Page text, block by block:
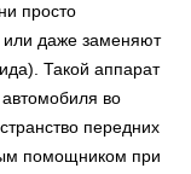
просто
или даже заменяют
Такой аппарат
во
передних
помощником при